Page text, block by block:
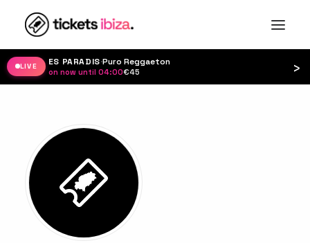
LIVE ES PARADIS·Puro Reggaeton
on now until 04:00·€45 ›